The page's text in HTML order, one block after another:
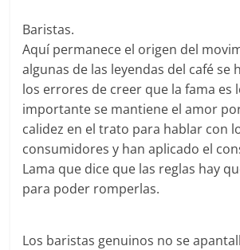
Baristas.
Aquí permanece el origen del
algunas de las leyendas del café se
los errores de creer que la fama es
importante se mantiene el amor
calidez en el trato para hablar con
consumidores y han aplicado el
Lama que dice que las reglas hay
para poder romperlas.
Los baristas genuinos no se